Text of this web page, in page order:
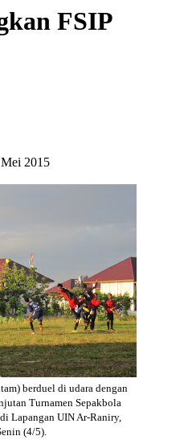
FSIP
2015
berduel di udara dengan
Turnamen Sepakbola
Lapangan UIN Ar-Raniry,
(4/5).